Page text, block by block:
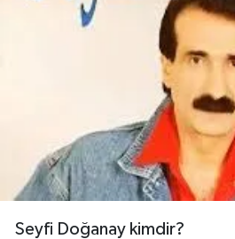
Seyfi Doğanay kimdir?